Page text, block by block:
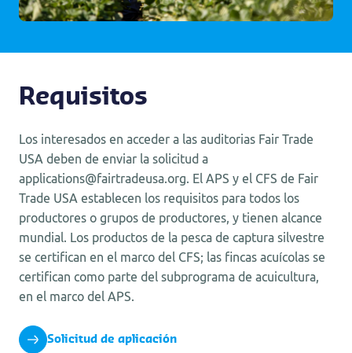
Requisitos
Los interesados en acceder a las auditorias Fair Trade
USA deben de enviar la solicitud a
applications@fairtradeusa.org. El APS y el CFS de Fair
Trade USA establecen los requisitos para todos los
productores o grupos de productores, y tienen alcance
mundial. Los productos de la pesca de captura silvestre
se certifican en el marco del CFS; las fincas acuícolas se
certifican como parte del subprograma de acuicultura,
en el marco del APS.
Solicitud de aplicación